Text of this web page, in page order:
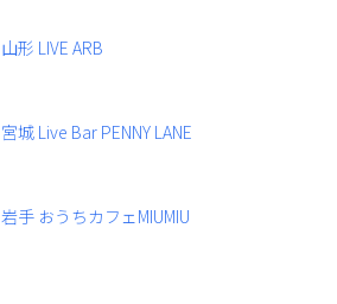
山形 LIVE ARB
宮城 Live Bar PENNY LANE
岩手 おうちカフェMIUMIU